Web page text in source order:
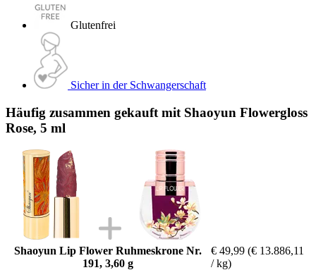
Glutenfrei
Sicher in der Schwangerschaft
Häufig zusammen gekauft mit Shaoyun Flowergloss
Rose, 5 ml
Shaoyun Lip Flower Ruhmeskrone Nr.
191, 3,60 g
€ 49,99 (€ 13.886,11
/ kg)